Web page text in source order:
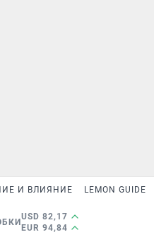
И ВЛИЯНИЕ LEMON GUIDE
USD 82,17
EUR 94,84